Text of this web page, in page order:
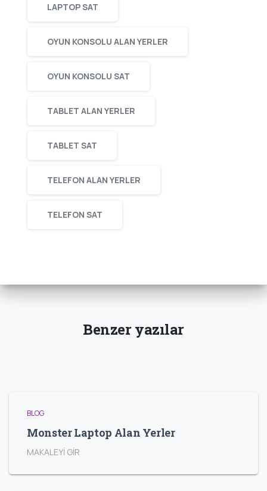
LAPTOP SAT
OYUN KONSOLU ALAN YERLER
OYUN KONSOLU SAT
TABLET ALAN YERLER
TABLET SAT
TELEFON ALAN YERLER
TELEFON SAT
Benzer yazılar
BLOG
Monster Laptop Alan Yerler
MAKALEYİ GİR